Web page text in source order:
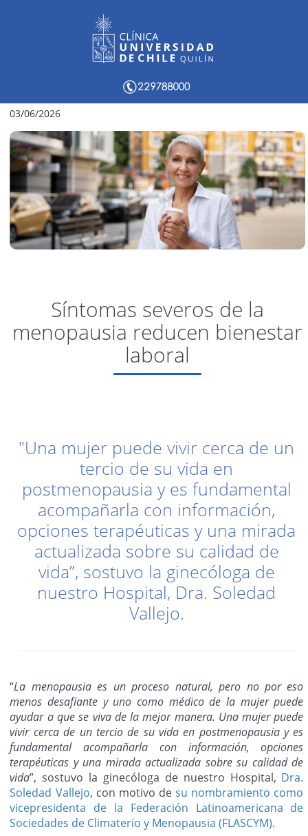
03/06/2026
Síntomas severos de la
menopausia reducen bienestar
laboral
"Una mujer puede vivir cerca de un
tercio de su vida en
postmenopausia y es fundamental
acompañarla con información,
opciones terapéuticas y una mirada
actualizada sobre su calidad de
vida”, sostuvo la ginecóloga de
nuestro Hospital, Dra. Soledad
Vallejo.
“La menopausia es un proceso natural, pero no por eso
menos desafiante y uno como médico de la mujer puede
ayudar a que se viva de la mejor manera. Una mujer puede
vivir cerca de un tercio de su vida en postmenopausia y es
fundamental acompañarla con información, opciones
terapéuticas y una mirada actualizada sobre su calidad de
vida”, sostuvo la ginecóloga de nuestro Hospital, Dra.
Soledad Vallejo, con motivo desu nombramiento como
vicepresidenta de la Federación Latinoamericana de
Sociedades de Climaterio y Menopausia (FLASCYM).